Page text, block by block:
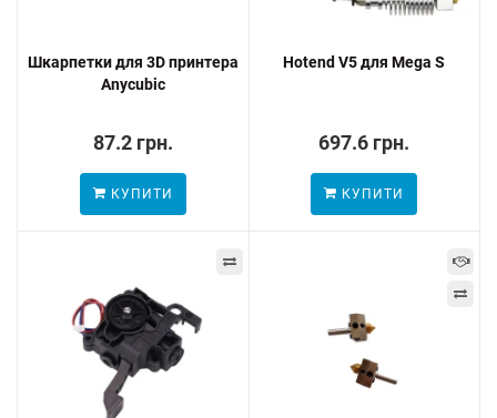
Шкарпетки для 3D принтера
Anycubic
87.2 грн.
КУПИТИ
Hotend V5 для Mega S
697.6 грн.
КУПИТИ